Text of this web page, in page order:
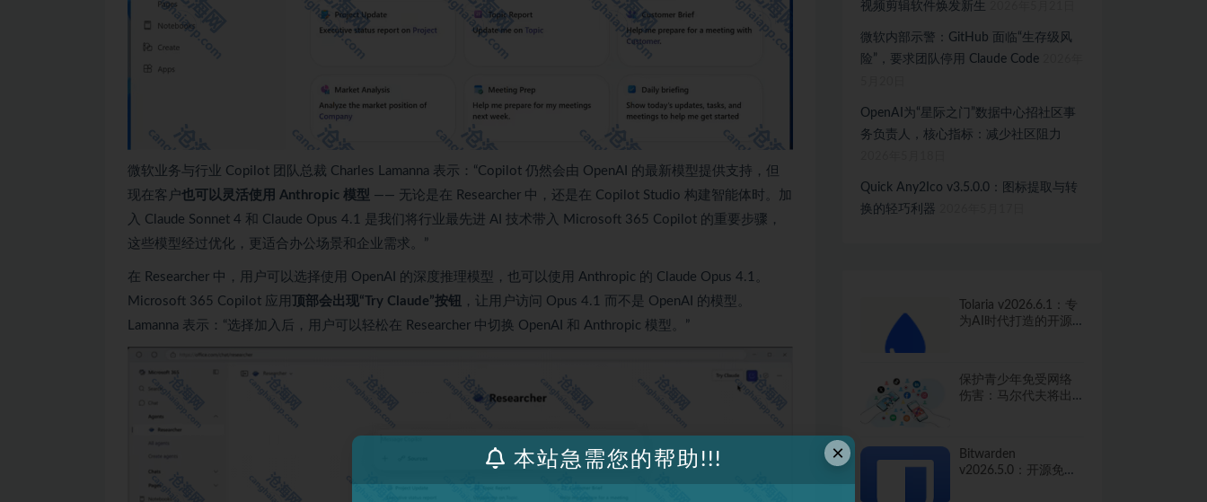
微软业务与行业 Copilot 团队总裁 Charles Lamanna 表示：“Copilot 仍然会由 OpenAI 的最新模型提供支持，但
现在客户也可以灵活使用 Anthropic 模型 —— 无论是在 Researcher 中，还是在 Copilot Studio 构建智能体时。加
入 Claude Sonnet 4 和 Claude Opus 4.1 是我们将行业最先进 AI 技术带入 Microsoft 365 Copilot 的重要步骤，
这些模型经过优化，更适合办公场景和企业需求。”
在 Researcher 中，用户可以选择使用 OpenAI 的深度推理模型，也可以使用 Anthropic 的 Claude Opus 4.1。
Microsoft 365 Copilot 应用
顶部会出现“Try Claude”按钮
，让用户访问 Opus 4.1 而不是 OpenAI 的模型。
Lamanna 表示：“选择加入后，用户可以轻松在 Researcher 中切换 OpenAI 和 Anthropic 模型。”
视频剪辑软件焕发新生
微软内部示警：GitHub 面临“生存级风
险”，要求团队停用 Claude Code
OpenAI为“星际之门”数据中心招社区事
务负责人，核心指标：减少社区阻力
Quick Any2Ico v3.5.0.0：图标提取与转
换的轻巧利器
Tolaria v2026.6.1：专
为AI时代打造的开源
保护青少年免受网络
伤害：马尔代夫将出
Bitwarden
v2026.5.0：开源免费
×
本站急需您的帮助!!!